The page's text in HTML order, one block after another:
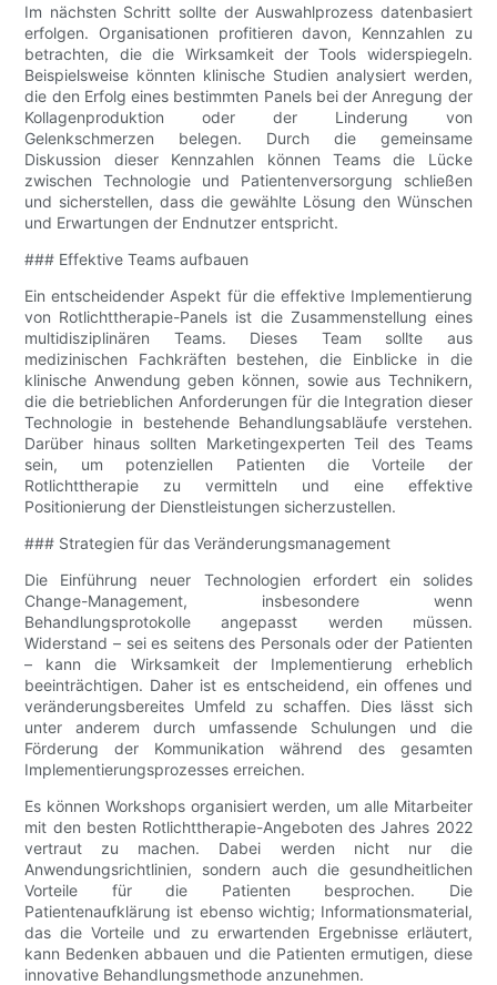
Im nächsten Schritt sollte der Auswahlprozess datenbasiert
erfolgen. Organisationen profitieren davon, Kennzahlen zu
betrachten, die die Wirksamkeit der Tools widerspiegeln.
Beispielsweise könnten klinische Studien analysiert werden,
die den Erfolg eines bestimmten Panels bei der Anregung der
Kollagenproduktion oder der Linderung von
Gelenkschmerzen belegen. Durch die gemeinsame
Diskussion dieser Kennzahlen können Teams die Lücke
zwischen Technologie und Patientenversorgung schließen
und sicherstellen, dass die gewählte Lösung den Wünschen
und Erwartungen der Endnutzer entspricht.
### Effektive Teams aufbauen
Ein entscheidender Aspekt für die effektive Implementierung
von Rotlichttherapie-Panels ist die Zusammenstellung eines
multidisziplinären Teams. Dieses Team sollte aus
medizinischen Fachkräften bestehen, die Einblicke in die
klinische Anwendung geben können, sowie aus Technikern,
die die betrieblichen Anforderungen für die Integration dieser
Technologie in bestehende Behandlungsabläufe verstehen.
Darüber hinaus sollten Marketingexperten Teil des Teams
sein, um potenziellen Patienten die Vorteile der
Rotlichttherapie zu vermitteln und eine effektive
Positionierung der Dienstleistungen sicherzustellen.
### Strategien für das Veränderungsmanagement
Die Einführung neuer Technologien erfordert ein solides
Change-Management, insbesondere wenn
Behandlungsprotokolle angepasst werden müssen.
Widerstand – sei es seitens des Personals oder der Patienten
– kann die Wirksamkeit der Implementierung erheblich
beeinträchtigen. Daher ist es entscheidend, ein offenes und
veränderungsbereites Umfeld zu schaffen. Dies lässt sich
unter anderem durch umfassende Schulungen und die
Förderung der Kommunikation während des gesamten
Implementierungsprozesses erreichen.
Es können Workshops organisiert werden, um alle Mitarbeiter
mit den besten Rotlichttherapie-Angeboten des Jahres 2022
vertraut zu machen. Dabei werden nicht nur die
Anwendungsrichtlinien, sondern auch die gesundheitlichen
Vorteile für die Patienten besprochen. Die
Patientenaufklärung ist ebenso wichtig; Informationsmaterial,
das die Vorteile und zu erwartenden Ergebnisse erläutert,
kann Bedenken abbauen und die Patienten ermutigen, diese
innovative Behandlungsmethode anzunehmen.